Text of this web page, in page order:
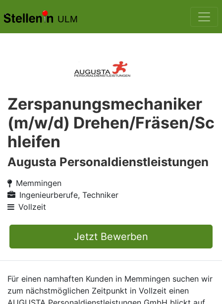
ULM
Zerspanungsmechaniker
(m/w/d) Drehen/Fräsen/Sc
hleifen
Augusta Personaldienstleistungen
Memmingen
Ingenieurberufe, Techniker
Vollzeit
Jetzt Bewerben
Für einen namhaften Kunden in Memmingen suchen wir
zum nächstmöglichen Zeitpunkt in Vollzeit einen